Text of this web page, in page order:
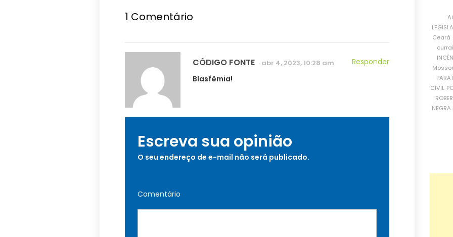
1 Comentário
CÓDIGO FONTE abr 4, 2023, 10:28 am
Responder
Blasfêmia!
Escreva sua opinião
O seu endereço de e-mail não será publicado.
Comentário
Ceará
CIVIL
NEGRA